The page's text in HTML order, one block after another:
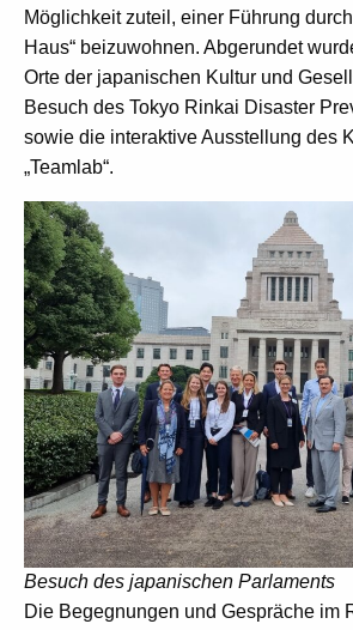
Möglichkeit zuteil, einer Führung
Haus“ beizuwohnen. Abgerundet
Orte der japanischen Kultur und
Besuch des Tokyo Rinkai Disaster
sowie die interaktive Ausstellung des
„Teamlab“.
Besuch des japanischen Parlaments
Die Begegnungen und Gespräche im